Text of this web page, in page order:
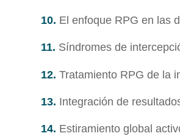
10. El enfoque RPG en las
11. Síndromes de
12. Tratamiento RPG de la
13. Integración de
14. Estiramiento global